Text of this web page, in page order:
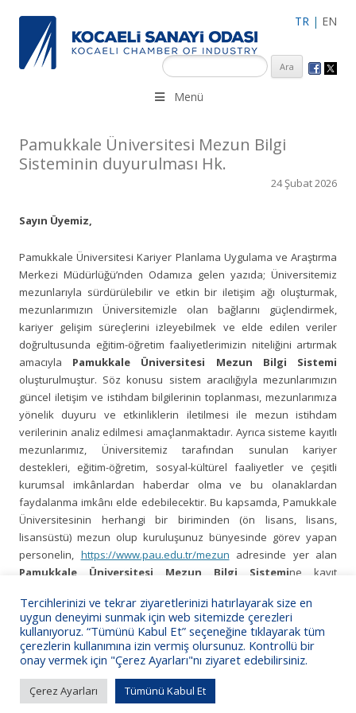
TR | EN
KSO 3500’ü aşkın sanayi kuruluşuna uzman çalışanları ile İzmit
Merkez, Çayırova, Dilovası, Gebze ve İMES OSB’deki ofisleri ile
Menü
Pamukkale Üniversitesi Mezun Bilgi
Sisteminin duyurulması Hk.
24 Şubat 2026
Sayın Üyemiz,
Pamukkale Üniversitesi Kariyer Planlama Uygulama ve Araştırma
Merkezi Müdürlüğü’nden Odamıza gelen yazıda; Üniversitemiz
mezunlarıyla sürdürülebilir ve etkin bir iletişim ağı oluşturmak,
mezunlarımızın Üniversitemizle olan bağlarını güçlendirmek,
kariyer gelişim süreçlerini izleyebilmek ve elde edilen veriler
doğrultusunda eğitim-öğretim faaliyetlerimizin niteliğini artırmak
amacıyla Pamukkale Üniversitesi Mezun Bilgi Sistemi
oluşturulmuştur. Söz konusu sistem aracılığıyla mezunlarımızın
güncel iletişim ve istihdam bilgilerinin toplanması, mezunlarımıza
yönelik duyuru ve etkinliklerin iletilmesi ile mezun istihdam
verilerinin analiz edilmesi amaçlanmaktadır. Ayrıca sisteme kayıtlı
mezunlarımız, Üniversitemiz tarafından sunulan kariyer
destekleri, eğitim-öğretim, sosyal-kültürel faaliyetler ve çeşitli
kurumsal imkânlardan haberdar olma ve bu olanaklardan
faydalanma imkânı elde edebilecektir. Bu kapsamda, Pamukkale
Üniversitesinin herhangi bir biriminden (ön lisans, lisans,
lisansüstü) mezun olup kuruluşunuz bünyesinde görev yapan
personelin, https://www.pau.edu.tr/mezun adresinde yer alan
Pamukkale Üniversitesi Mezun Bilgi Sistemine kayıt
Bilgilerinize sunarız.
Tercihlerinizi ve tekrar ziyaretlerinizi hatırlayarak size en
uygun deneyimi sunmak için web sitemizde çerezleri
kullanıyoruz. “Tümünü Kabul Et” seçeneğine tıklayarak tüm
çerezlerin kullanımına izin vermiş olursunuz. Kontrollü bir
onay vermek için "Çerez Ayarları"nı ziyaret edebilirsiniz.
Çerez Ayarları Tümünü Kabul Et